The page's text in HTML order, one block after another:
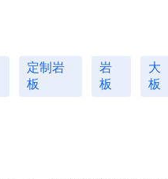
2分钟前
3分钟前
定制岩
板
岩
板
大
板